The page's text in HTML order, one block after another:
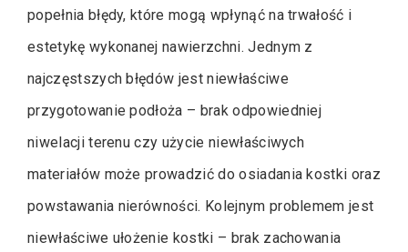
popełnia błędy, które mogą wpłynąć na trwałość i
estetykę wykonanej nawierzchni. Jednym z
najczęstszych błędów jest niewłaściwe
przygotowanie podłoża – brak odpowiedniej
niwelacji terenu czy użycie niewłaściwych
materiałów może prowadzić do osiadania kostki oraz
powstawania nierówności. Kolejnym problemem jest
niewłaściwe ułożenie kostki – brak zachowania